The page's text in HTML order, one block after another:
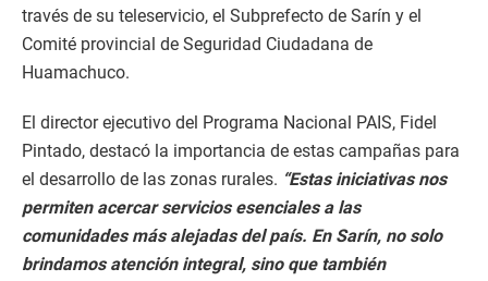
través de su teleservicio, el Subprefecto de Sarín y el
Comité provincial de Seguridad Ciudadana de
Huamachuco.
El director ejecutivo del Programa Nacional PAIS, Fidel
Pintado, destacó la importancia de estas campañas para
el desarrollo de las zonas rurales. “Estas iniciativas nos
permiten acercar servicios esenciales a las
comunidades más alejadas del país. En Sarín, no solo
brindamos atención integral, sino que también